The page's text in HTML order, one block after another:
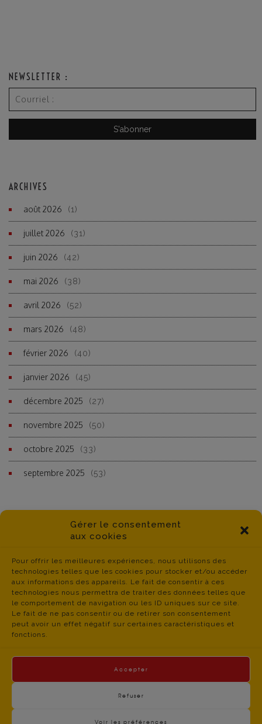
Gérer le consentement
aux cookies
Pour offrir les meilleures expériences, nous utilisons des
technologies telles que les cookies pour stocker et/ou accéder
aux informations des appareils. Le fait de consentir à ces
technologies nous permettra de traiter des données telles que
le comportement de navigation ou les ID uniques sur ce site.
Le fait de ne pas consentir ou de retirer son consentement
peut avoir un effet négatif sur certaines caractéristiques et
fonctions.
Accepter
Refuser
Voir les préférences
NEWSLETTER :
ARCHIVES
août 2026 (1)
juillet 2026 (31)
juin 2026 (42)
mai 2026 (38)
avril 2026 (52)
mars 2026 (48)
février 2026 (40)
janvier 2026 (45)
décembre 2025 (27)
novembre 2025 (50)
octobre 2025 (33)
septembre 2025 (53)